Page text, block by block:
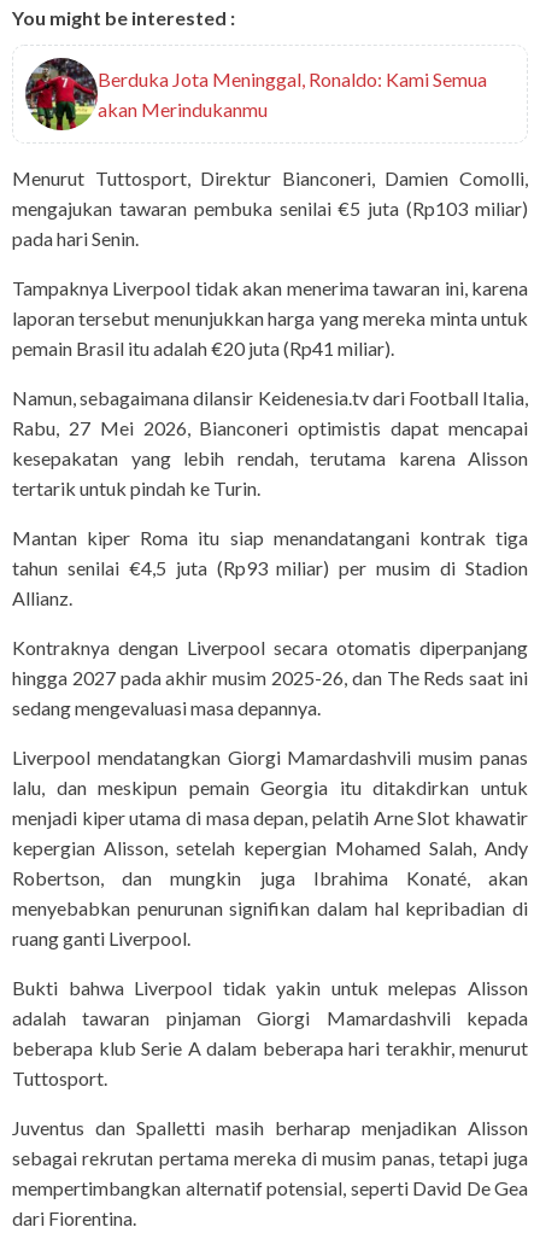
You might be interested :
Berduka Jota Meninggal, Ronaldo: Kami Semua
akan Merindukanmu
Menurut Tuttosport, Direktur Bianconeri, Damien Comolli,
mengajukan tawaran pembuka senilai €5 juta (Rp103 miliar)
pada hari Senin.
Tampaknya Liverpool tidak akan menerima tawaran ini, karena
laporan tersebut menunjukkan harga yang mereka minta untuk
pemain Brasil itu adalah €20 juta (Rp41 miliar).
Namun, sebagaimana dilansir Keidenesia.tv dari Football Italia,
Rabu, 27 Mei 2026, Bianconeri optimistis dapat mencapai
kesepakatan yang lebih rendah, terutama karena Alisson
tertarik untuk pindah ke Turin.
Mantan kiper Roma itu siap menandatangani kontrak tiga
tahun senilai €4,5 juta (Rp93 miliar) per musim di Stadion
Allianz.
Kontraknya dengan Liverpool secara otomatis diperpanjang
hingga 2027 pada akhir musim 2025-26, dan The Reds saat ini
sedang mengevaluasi masa depannya.
Liverpool mendatangkan Giorgi Mamardashvili musim panas
lalu, dan meskipun pemain Georgia itu ditakdirkan untuk
menjadi kiper utama di masa depan, pelatih Arne Slot khawatir
kepergian Alisson, setelah kepergian Mohamed Salah, Andy
Robertson, dan mungkin juga Ibrahima Konaté, akan
menyebabkan penurunan signifikan dalam hal kepribadian di
ruang ganti Liverpool.
Bukti bahwa Liverpool tidak yakin untuk melepas Alisson
adalah tawaran pinjaman Giorgi Mamardashvili kepada
beberapa klub Serie A dalam beberapa hari terakhir, menurut
Tuttosport.
Juventus dan Spalletti masih berharap menjadikan Alisson
sebagai rekrutan pertama mereka di musim panas, tetapi juga
mempertimbangkan alternatif potensial, seperti David De Gea
dari Fiorentina.